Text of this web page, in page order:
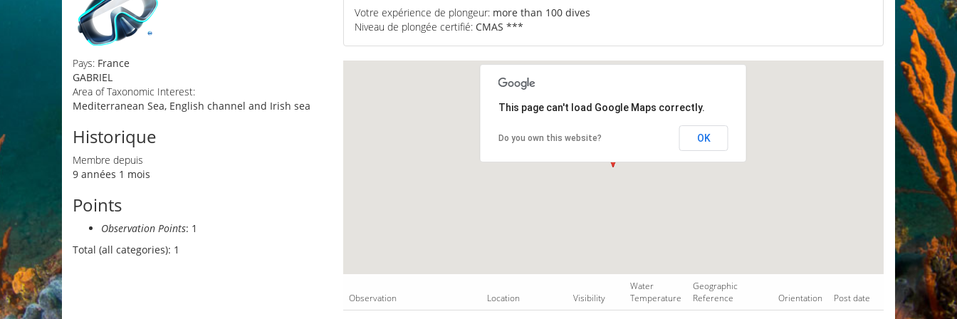
Pays: France
GABRIEL
Area of Taxonomic Interest:
Mediterranean Sea, English channel and Irish sea
Historique
Membre depuis
9 années 1 mois
Points
Observation Points: 1
Total (all categories): 1
Votre expérience de plongeur: more than 100 dives
Niveau de plongée certifié: CMAS ***
This page can't load Google Maps correctly.
Do you own this website? OK
Observation Location Visibility
Water
Temperature
Geographic
Reference
Orientation
Post date